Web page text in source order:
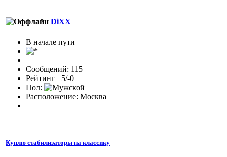
DiXX
В начале пути
Сообщений: 115
Рейтинг +5/-0
Пол:
Расположение: Москва
Куплю стабилизаторы на классику